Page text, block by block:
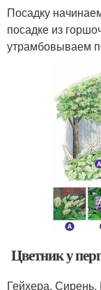
Посадку
посадке из
утрамбовываем
Цветник у
Гейхера.